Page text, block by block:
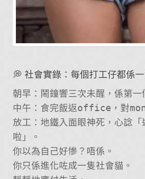
💭 社會實錄：每個打工仔都係
朝早：鬧鐘響三次未醒，係第一
中午：食完飯返office，對
放工：地鐵入面眼神死，心諗「
啦」。
你以為自己好慘？唔係。
你只係進化咗成一隻社會貓。